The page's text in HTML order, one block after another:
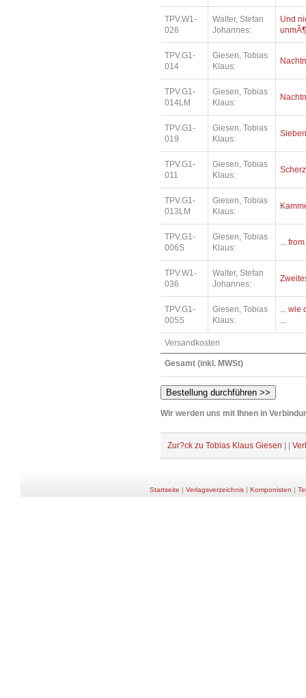
TPV.W1-
026
Walter, Stefan
Johannes:
Und
TPV.G1-
014
Giesen, Tobias
Klaus:
TPV.G1-
014LM
Giesen, Tobias
Klaus:
TPV.G1-
019
Giesen, Tobias
Klaus:
TPV.G1-
011
Giesen, Tobias
Klaus:
TPV.G1-
013LM
Giesen, Tobias
Klaus:
TPV.G1-
006S
Giesen, Tobias
Klaus:
...
TPV.W1-
036
Walter, Stefan
Johannes:
TPV.G1-
005S
Giesen, Tobias
Klaus:
... wie
...
Versandkosten
Gesamt (inkl. MWSt)
Wir werden uns mit Ihnen in
Zur?ck zu Tobias Klaus Giesen
Startseite | Verlagsverzeichnis| Komponisten |